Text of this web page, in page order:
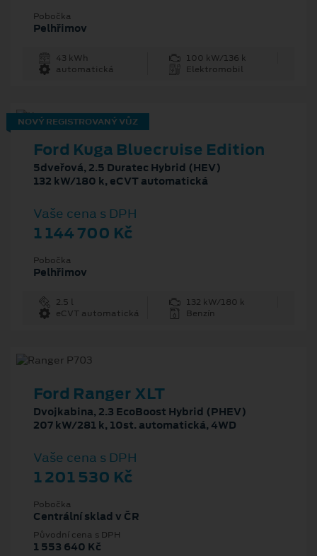
Pobočka
Pelhřimov
43 kWh
100 kW/136 k
automatická
Elektromobil
NOVÝ REGISTROVANÝ VŮZ
Ford Kuga Bluecruise Edition
5dveřová, 2.5 Duratec Hybrid (HEV)
132 kW/180 k, eCVT automatická
Vaše cena s DPH
1 144 700 Kč
Pobočka
Pelhřimov
2.5 l
132 kW/180 k
eCVT automatická
Benzín
Ford Ranger XLT
Dvojkabina, 2.3 EcoBoost Hybrid (PHEV)
207 kW/281 k, 10st. automatická, 4WD
Vaše cena s DPH
1 201 530 Kč
Pobočka
Centrální sklad v ČR
Původní cena s DPH
1 553 640 Kč